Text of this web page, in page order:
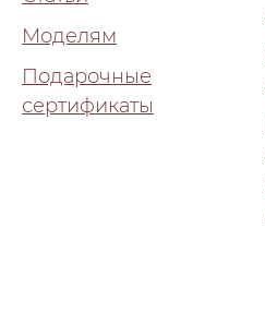
Моделям
Подарочные
сертификаты